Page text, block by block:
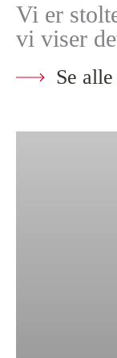
Vi er
vi viser
Se alle